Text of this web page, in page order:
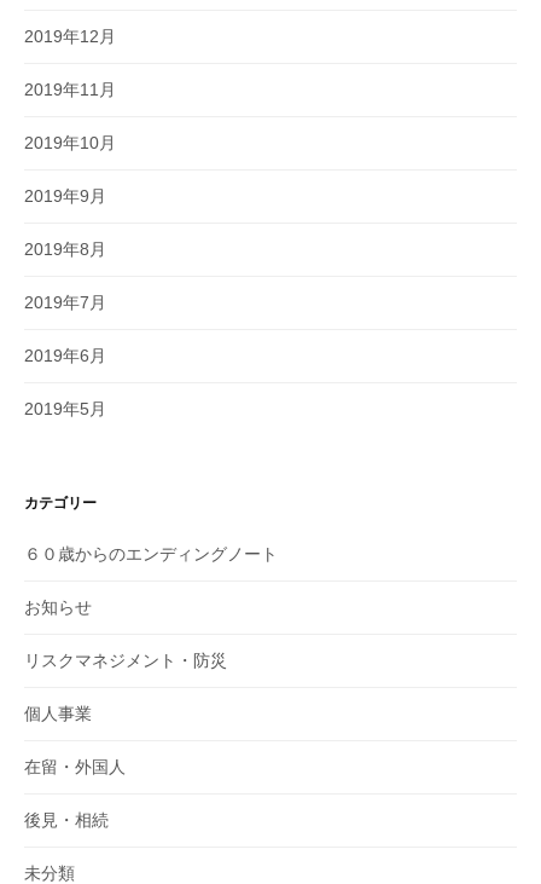
2019年12月
2019年11月
2019年10月
2019年9月
2019年8月
2019年7月
2019年6月
2019年5月
カテゴリー
６０歳からのエンディングノート
お知らせ
リスクマネジメント・防災
個人事業
在留・外国人
後見・相続
未分類